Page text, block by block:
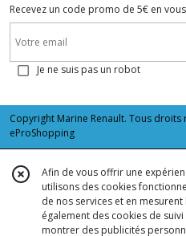
Recevez un code promo de 5€ en
Je ne suis pas un robot
Copyright Marine Renault. Tous droits
eProShopping
Afin de vous offrir une
utilisons des cookies
de nos services et en
également des cookies de
montrer des publicités